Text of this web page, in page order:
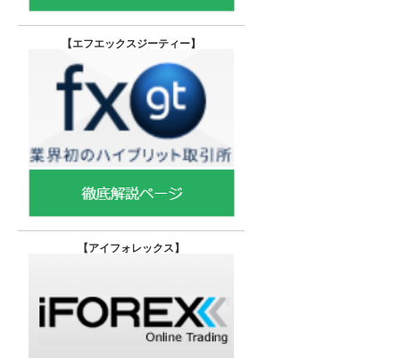
【エフエックスジーティー】
【アイフォレックス】